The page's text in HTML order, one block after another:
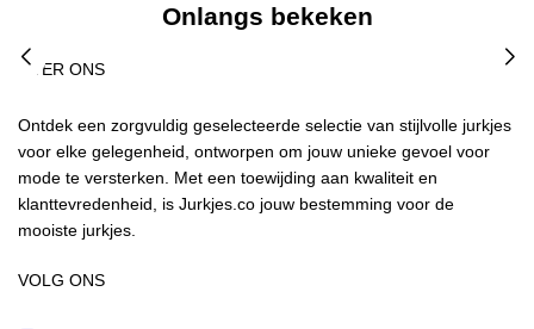
Onlangs bekeken
OVER ONS
Ontdek een zorgvuldig geselecteerde selectie van stijlvolle jurkjes
voor elke gelegenheid, ontworpen om jouw unieke gevoel voor
mode te versterken. Met een toewijding aan kwaliteit en
klanttevredenheid, is Jurkjes.co jouw bestemming voor de
mooiste jurkjes.
VOLG ONS